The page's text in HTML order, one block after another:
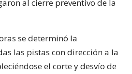
al cierre preventivo de la
se determinó la
las pistas con dirección a la
el corte y desvío de